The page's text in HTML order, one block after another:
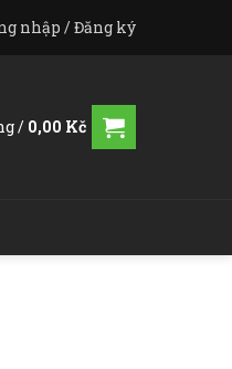
nhập / Đăng ký
/ 0,00 Kč